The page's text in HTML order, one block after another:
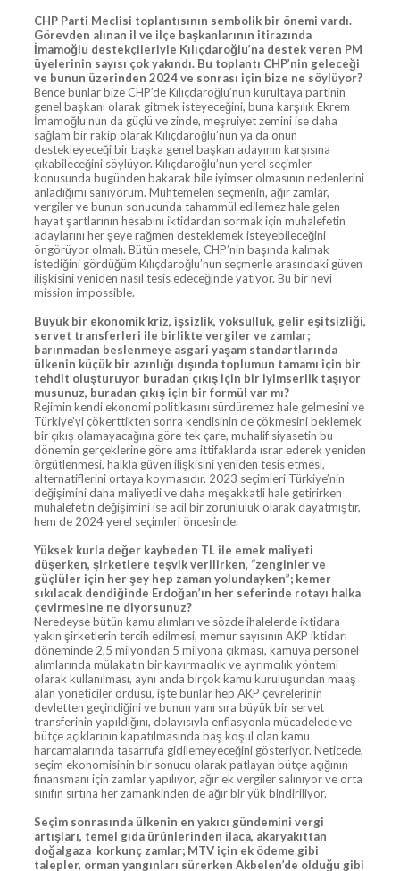
CHP Parti Meclisi toplantısının sembolik bir önemi vardı.
Görevden alınan il ve ilçe başkanlarının itirazında
İmamoğlu destekçileriyle Kılıçdaroğlu’na destek veren PM
üyelerinin sayısı çok yakındı. Bu toplantı CHP’nin geleceği
ve bunun üzerinden 2024 ve sonrası için bize ne söylüyor?
Bence bunlar bize CHP’de Kılıçdaroğlu’nun kurultaya partinin
genel başkanı olarak gitmek isteyeceğini, buna karşılık Ekrem
İmamoğlu’nun da güçlü ve zinde, meşruiyet zemini ise daha
sağlam bir rakip olarak Kılıçdaroğlu’nun ya da onun
destekleyeceği bir başka genel başkan adayının karşısına
çıkabileceğini söylüyor. Kılıçdaroğlu’nun yerel seçimler
konusunda bugünden bakarak bile iyimser olmasının nedenlerini
anladığımı sanıyorum. Muhtemelen seçmenin, ağır zamlar,
vergiler ve bunun sonucunda tahammül edilemez hale gelen
hayat şartlarının hesabını iktidardan sormak için muhalefetin
adaylarını her şeye rağmen desteklemek isteyebileceğini
öngörüyor olmalı. Bütün mesele, CHP’nin başında kalmak
istediğini gördüğüm Kılıçdaroğlu’nun seçmenle arasındaki güven
ilişkisini yeniden nasıl tesis edeceğinde yatıyor. Bu bir nevi
mission impossible.
Büyük bir ekonomik kriz, işsizlik, yoksulluk, gelir eşitsizliği,
servet transferleri ile birlikte vergiler ve zamlar;
barınmadan beslenmeye asgari yaşam standartlarında
ülkenin küçük bir azınlığı dışında toplumun tamamı için bir
tehdit oluşturuyor buradan çıkış için bir iyimserlik taşıyor
musunuz, buradan çıkış için bir formül var mı?
Rejimin kendi ekonomi politikasını sürdüremez hale gelmesini ve
Türkiye’yi çökerttikten sonra kendisinin de çökmesini beklemek
bir çıkış olamayacağına göre tek çare, muhalif siyasetin bu
dönemin gerçeklerine göre ama ittifaklarda ısrar ederek yeniden
örgütlenmesi, halkla güven ilişkisini yeniden tesis etmesi,
alternatiflerini ortaya koymasıdır. 2023 seçimleri Türkiye’nin
değişimini daha maliyetli ve daha meşakkatli hale getirirken
muhalefetin değişimini ise acil bir zorunluluk olarak dayatmıştır,
hem de 2024 yerel seçimleri öncesinde.
Yüksek kurla değer kaybeden TL ile emek maliyeti
düşerken, şirketlere teşvik verilirken, “zenginler ve
güçlüler için her şey hep zaman yolundayken”; kemer
sıkılacak dendiğinde Erdoğan’ın her seferinde rotayı halka
çevirmesine ne diyorsunuz?
Neredeyse bütün kamu alımları ve sözde ihalelerde iktidara
yakın şirketlerin tercih edilmesi, memur sayısının AKP iktidarı
döneminde 2,5 milyondan 5 milyona çıkması, kamuya personel
alımlarında mülakatın bir kayırmacılık ve ayrımcılık yöntemi
olarak kullanılması, aynı anda birçok kamu kuruluşundan maaş
alan yöneticiler ordusu, işte bunlar hep AKP çevrelerinin
devletten geçindiğini ve bunun yanı sıra büyük bir servet
transferinin yapıldığını, dolayısıyla enflasyonla mücadelede ve
bütçe açıklarının kapatılmasında baş koşul olan kamu
harcamalarında tasarrufa gidilemeyeceğini gösteriyor. Neticede,
seçim ekonomisinin bir sonucu olarak patlayan bütçe açığının
finansmanı için zamlar yapılıyor, ağır ek vergiler salınıyor ve orta
sınıfın sırtına her zamankinden de ağır bir yük bindiriliyor.
Seçim sonrasında ülkenin en yakıcı gündemini vergi
artışları, temel gıda ürünlerinden ilaca, akaryakıttan
doğalgaza korkunç zamlar; MTV için ek ödeme gibi
talepler, orman yangınları sürerken Akbelen’de olduğu gibi